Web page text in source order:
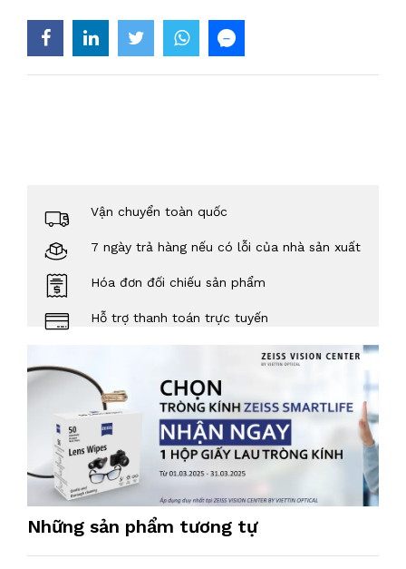
Vận chuyển toàn quốc
7 ngày trả hàng nếu có lỗi của nhà sản xuất
Hóa đơn đối chiếu sản phẩm
Hỗ trợ thanh toán trực tuyến
Những sản phẩm tương tự